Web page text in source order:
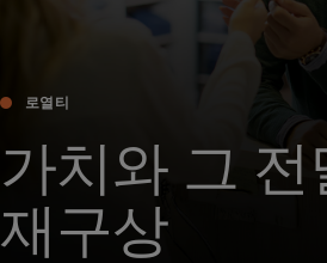
로열티
가치와 그 전
재구상